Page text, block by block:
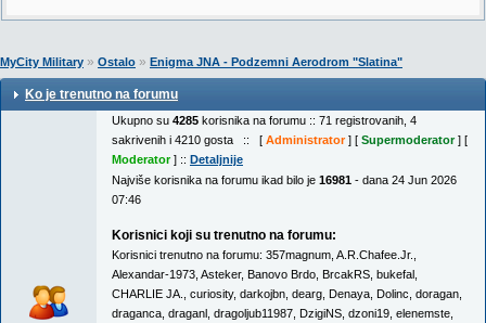
MyCity Military » Ostalo » Enigma JNA - Podzemni Aerodrom "Slatina"
Ko je trenutno na forumu
Ukupno su 4285 korisnika na forumu :: 71 registrovanih, 4
sakrivenih i 4210 gosta :: [ Administrator] [ Supermoderator] [
Moderator] :: Detaljnije
Najviše korisnika na forumu ikad bilo je 16981 - dana 24 Jun 2026
07:46
Korisnici koji su trenutno na forumu:
Korisnici trenutno na forumu: 357magnum A.R.Chafee.Jr.
Alexandar-1973 Asteker, Banovo Brdo BrcakRS bukefal
CHARLIE JA.
curiosity, darkojbn dearg Denaya Dolinc doragan
draganca draganl dragoljub11987 DzigiNS dzoni19 elenemste